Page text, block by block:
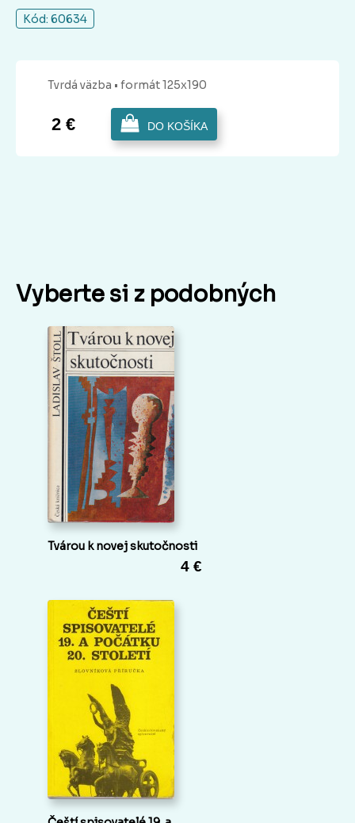
Kód: 60634
Tvrdá väzba • formát 125x190
2 € DO KOŠÍKA
Vyberte si z podobných
Tvárou k novej skutočnosti
4 €